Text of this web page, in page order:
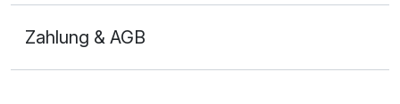
Ausstattung
Zahlung & AGB